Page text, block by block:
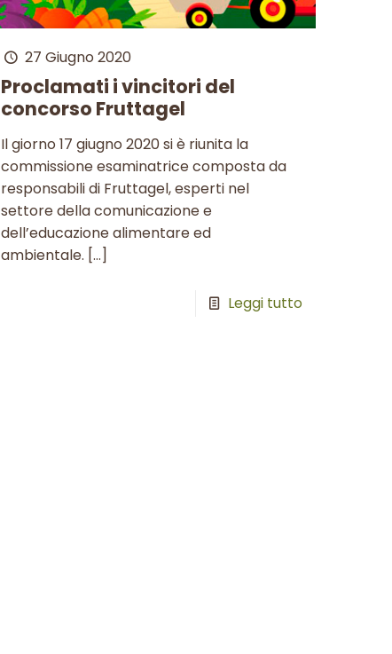
27 Giugno 2020
Proclamati i vincitori del
concorso Fruttagel
Il giorno 17 giugno 2020 si è riunita la
commissione esaminatrice composta da
responsabili di Fruttagel, esperti nel
settore della comunicazione e
dell’educazione alimentare ed
ambientale. […]
Leggi tutto